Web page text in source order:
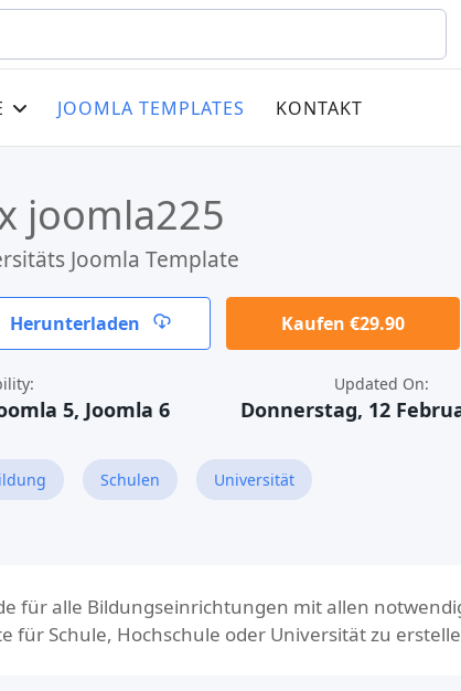
JOOMLA TEMPLATES KONTAKT
joomla225
Joomla Template
Herunterladen Kaufen €29.90
5, Joomla 6
Updated On:
Donnerstag, 12
Schulen Universität
für alle Bildungseinrichtungen mit allen
für Schule, Hochschule oder Universität zu